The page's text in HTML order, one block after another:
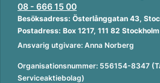
08 - 666 15 00
Besöksadress: Österlånggatan 43,
Postadress: Box 1217, 111 82 Stockholm
Ansvarig utgivare: Anna Norberg
Organisationsnummer: 556154-8347
Serviceaktiebolag)